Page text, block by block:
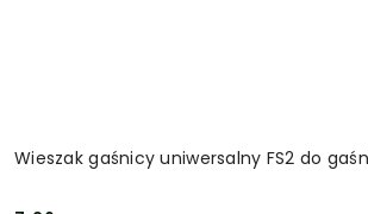
Wieszak gaśnicy uniwersalny FS2 do